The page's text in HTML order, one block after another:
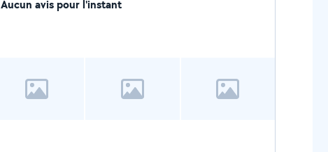
Aucun avis pour l'instant